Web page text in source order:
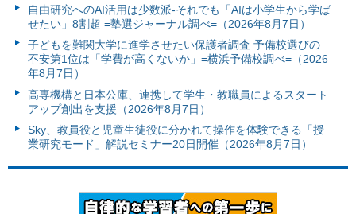
自由研究へのAI活用は少数派-それでも「AIは小学生から学ば
せたい」8割超 =塾選ジャーナル調べ=（2026年8月7日）
子どもを難関大学に進学させたい保護者調査 予備校選びの
不安第1位は「学費が高くないか」=横浜予備校調べ=（2026
年8月7日）
高専機構と日本公庫、連携して学生・教職員によるスタート
アップ創出を支援（2026年8月7日）
Sky、教員役と児童生徒役に分かれて操作を体験できる「授
業研究モード」解説セミナー20日開催（2026年8月7日）